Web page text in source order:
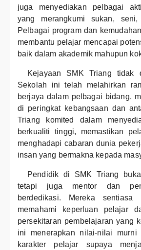
juga menyediakan pelbagai
yang merangkumi sukan,
Pelbagai program dan
membantu pelajar mencapai
baik dalam akademik mahupun
Kejayaan SMK Triang tidak
Sekolah ini telah melahirkan
berjaya dalam pelbagai bidang,
di peringkat kebangsaan dan
Triang komited dalam
berkualiti tinggi, memastikan
menghadapi cabaran dunia
insan yang bermakna kepada
Pendidik di SMK Triang
tetapi juga mentor dan
berdedikasi. Mereka sentiasa
memahami keperluan pelajar
persekitaran pembelajaran yang
ini menerapkan nilai-nilai murni
karakter pelajar supaya